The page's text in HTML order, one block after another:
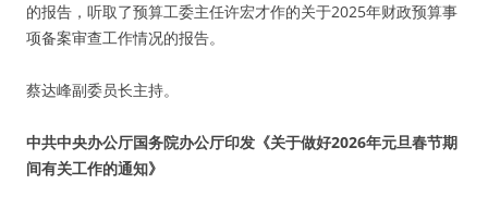
的报告，听取了预算工委主任许宏才作的关于2025年财政预算事
项备案审查工作情况的报告。
蔡达峰副委员长主持。
中共中央办公厅国务院办公厅印发《关于做好2026年元旦春节期
间有关工作的通知》